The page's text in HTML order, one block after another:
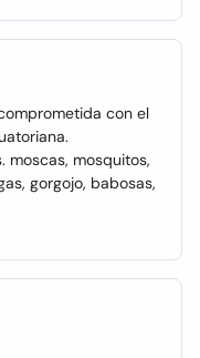
con el
moscas, mosquitos,
gorgojo, babosas,